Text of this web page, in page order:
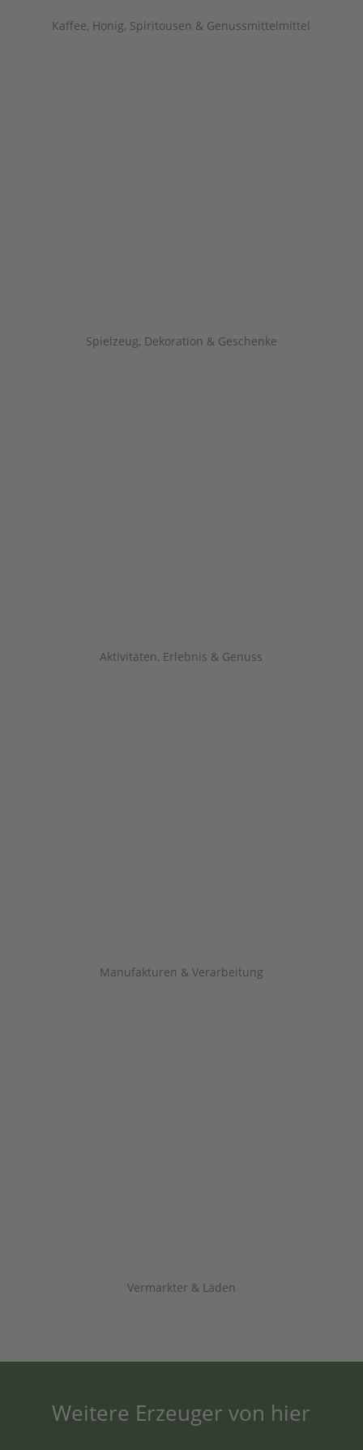
Kaffee, Honig, Spiritousen & Genussmittelmittel
Spielzeug, Dekoration & Geschenke
Aktivitäten, Erlebnis & Genuss
Manufakturen & Verarbeitung
Vermarkter & Läden
Weitere Erzeuger von hier